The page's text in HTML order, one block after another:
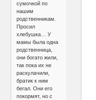
сумочкой по
нашим
родственникам.
Просил
хлебушка… У
мамы была одна
родственница,
они богато жили,
так пока их не
раскулачили,
братик к ним
бегал. Они его
покормят, но с